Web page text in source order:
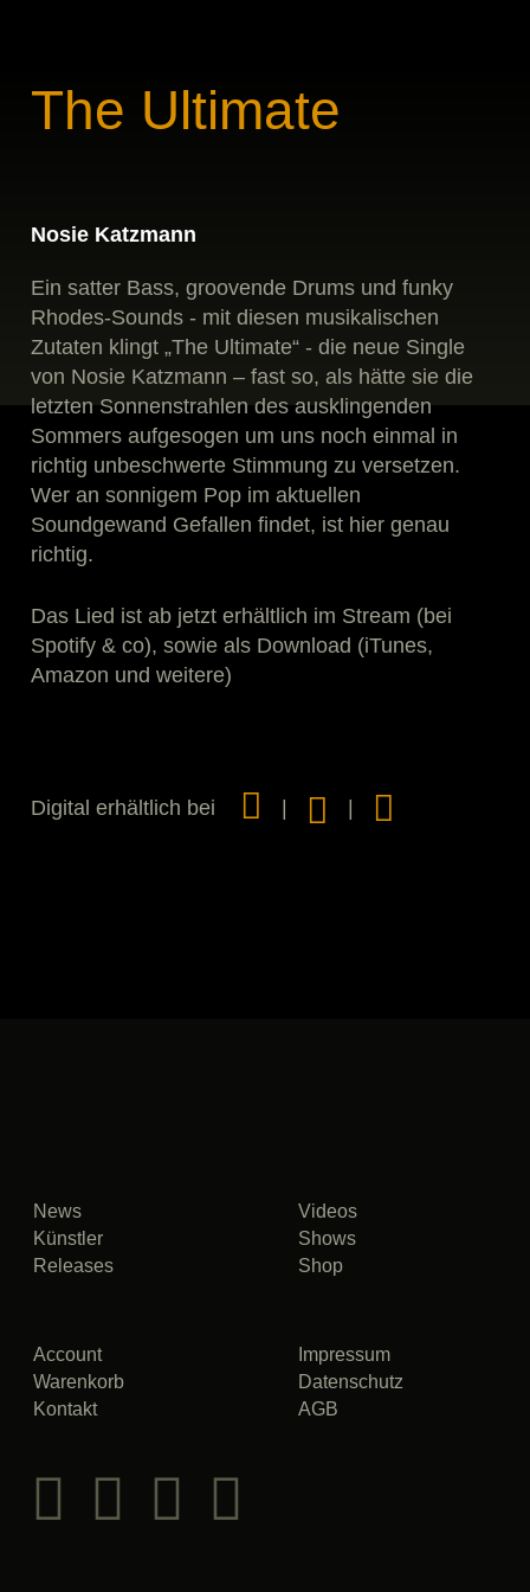
The Ultimate
Nosie Katzmann
Ein satter Bass, groovende Drums und funky
Rhodes-Sounds - mit diesen musikalischen
Zutaten klingt „The Ultimate“ - die neue Single
von Nosie Katzmann – fast so, als hätte sie die
letzten Sonnenstrahlen des ausklingenden
Sommers aufgesogen um uns noch einmal in
richtig unbeschwerte Stimmung zu versetzen.
Wer an sonnigem Pop im aktuellen
Soundgewand Gefallen findet, ist hier genau
richtig.
Das Lied ist ab jetzt erhältlich im Stream (bei
Spotify & co), sowie als Download (iTunes,
Amazon und weitere)
Digital erhältlich bei
News
Künstler
Releases
Videos
Shows
Shop
Account
Warenkorb
Kontakt
Impressum
Datenschutz
AGB